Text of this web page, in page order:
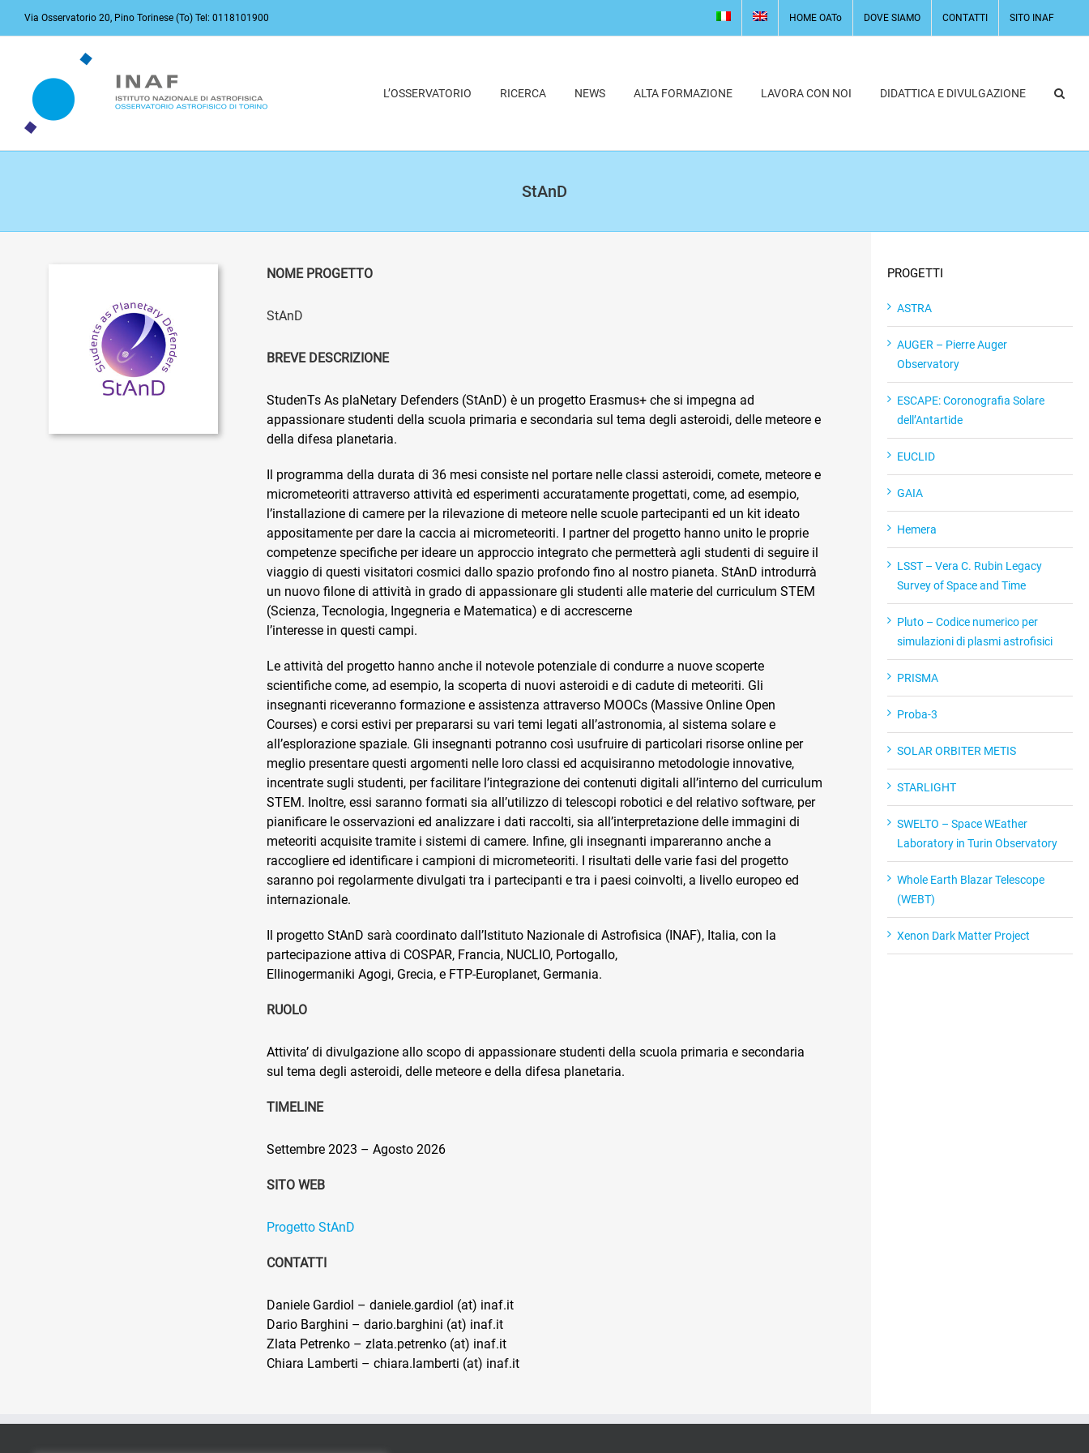
Via Osservatorio 20, Pino Torinese (To) Tel: 0118101900 HOME OATo DOVE SIAMO CONTATTI SITO INAF
L’OSSERVATORIO RICERCA NEWS ALTA FORMAZIONE LAVORA CON NOI DIDATTICA E DIVULGAZIONE
StAnD
NOME PROGETTO
StAnD
BREVE DESCRIZIONE
StudenTs As plaNetary Defenders (StAnD) è un progetto Erasmus+ che si impegna ad
appassionare studenti della scuola primaria e secondaria sul tema degli asteroidi, delle meteore e
della difesa planetaria.
Il programma della durata di 36 mesi consiste nel portare nelle classi asteroidi, comete, meteore e
micrometeoriti attraverso attività ed esperimenti accuratamente progettati, come, ad esempio,
l’installazione di camere per la rilevazione di meteore nelle scuole partecipanti ed un kit ideato
appositamente per dare la caccia ai micrometeoriti. I partner del progetto hanno unito le proprie
competenze specifiche per ideare un approccio integrato che permetterà agli studenti di seguire il
viaggio di questi visitatori cosmici dallo spazio profondo fino al nostro pianeta. StAnD introdurrà
un nuovo filone di attività in grado di appassionare gli studenti alle materie del curriculum STEM
(Scienza, Tecnologia, Ingegneria e Matematica) e di accrescerne
l’interesse in questi campi.
Le attività del progetto hanno anche il notevole potenziale di condurre a nuove scoperte
scientifiche come, ad esempio, la scoperta di nuovi asteroidi e di cadute di meteoriti. Gli
insegnanti riceveranno formazione e assistenza attraverso MOOCs (Massive Online Open
Courses) e corsi estivi per prepararsi su vari temi legati all’astronomia, al sistema solare e
all’esplorazione spaziale. Gli insegnanti potranno così usufruire di particolari risorse online per
meglio presentare questi argomenti nelle loro classi ed acquisiranno metodologie innovative,
incentrate sugli studenti, per facilitare l’integrazione dei contenuti digitali all’interno del curriculum
STEM. Inoltre, essi saranno formati sia all’utilizzo di telescopi robotici e del relativo software, per
pianificare le osservazioni ed analizzare i dati raccolti, sia all’interpretazione delle immagini di
meteoriti acquisite tramite i sistemi di camere. Infine, gli insegnanti impareranno anche a
raccogliere ed identificare i campioni di micrometeoriti. I risultati delle varie fasi del progetto
saranno poi regolarmente divulgati tra i partecipanti e tra i paesi coinvolti, a livello europeo ed
internazionale.
Il progetto StAnD sarà coordinato dall’Istituto Nazionale di Astrofisica (INAF), Italia, con la
partecipazione attiva di COSPAR, Francia, NUCLIO, Portogallo,
Ellinogermaniki Agogi, Grecia, e FTP-Europlanet, Germania.
RUOLO
Attivita’ di divulgazione allo scopo di appassionare studenti della scuola primaria e secondaria
sul tema degli asteroidi, delle meteore e della difesa planetaria.
TIMELINE
Settembre 2023 – Agosto 2026
SITO WEB
Progetto StAnD
CONTATTI
Daniele Gardiol – daniele.gardiol (at) inaf.it
Dario Barghini – dario.barghini (at) inaf.it
Zlata Petrenko – zlata.petrenko (at) inaf.it
Chiara Lamberti – chiara.lamberti (at) inaf.it
PROGETTI
ASTRA
AUGER – Pierre Auger
Observatory
ESCAPE: Coronografia Solare
dell’Antartide
EUCLID
GAIA
Hemera
LSST – Vera C. Rubin Legacy
Survey of Space and Time
Pluto – Codice numerico per
simulazioni di plasmi astrofisici
PRISMA
Proba-3
SOLAR ORBITER METIS
STARLIGHT
SWELTO – Space WEather
Laboratory in Turin Observatory
Whole Earth Blazar Telescope
(WEBT)
Xenon Dark Matter Project